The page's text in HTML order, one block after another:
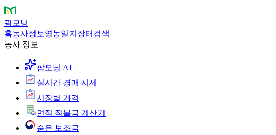
팜모닝
홈농사정보 영농일지 장터 검색
농사 정보
팜모닝 AI
실시간 경매 시세
시장별 가격
면적 직불금 계산기
숨은 보조금